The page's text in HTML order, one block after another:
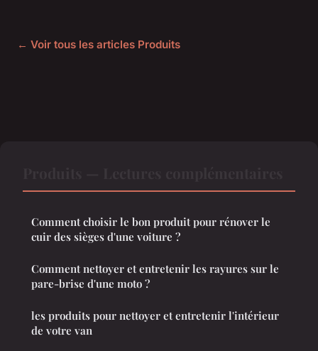
← Voir tous les articles Produits
Comment choisir le bon produit pour rénover le
cuir des sièges d'une voiture ?
Comment nettoyer et entretenir les rayures sur le
pare-brise d'une moto ?
les produits pour nettoyer et entretenir l'intérieur
de votre van